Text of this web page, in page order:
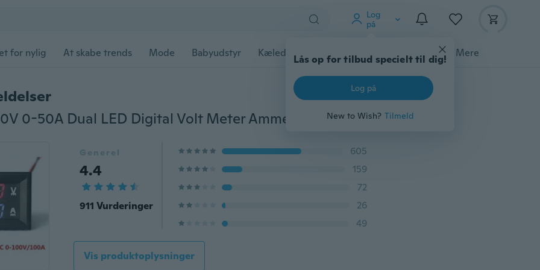
Log
på
Lås op for tilbud specielt til dig!
Log på
New to Wish? Tilmeld
for nylig At skabe trends Mode Babyudstyr Kæledyrstilbehør Gadgets Værktøj Mere
Ny DC 4.5-30V 0-50A Dual LED Digital Volt Meter Ammeter Voltage AMP Power Test
Generel
4.4
911 Vurderinger
605
159
72
26
49
Vis produktoplysninger